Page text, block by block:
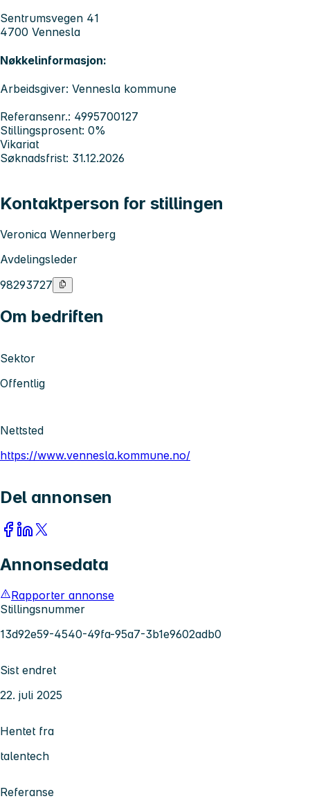
Sentrumsvegen 41
4700 Vennesla
Nøkkelinformasjon:
Arbeidsgiver: Vennesla kommune
Referansenr.: 4995700127
Stillingsprosent: 0%
Vikariat
Søknadsfrist: 31.12.2026
Kontaktperson for stillingen
Veronica Wennerberg
Avdelingsleder
98293727
Om bedriften
Sektor
Offentlig
Nettsted
https://www.vennesla.kommune.no/
Del annonsen
Annonsedata
Rapporter annonse
Stillingsnummer
13d92e59-4540-49fa-95a7-3b1e9602adb0
Sist endret
22. juli 2025
Hentet fra
talentech
Referanse